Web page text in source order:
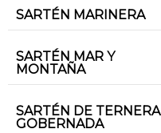
SARTÉN MARINERA
SARTÉN MAR Y
MONTAÑA
SARTÉN DE TERNERA
GOBERNADA